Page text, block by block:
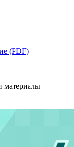
(PDF)
материалы